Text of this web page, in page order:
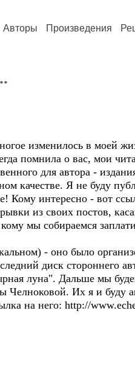
Авторы Произведения
изменилось в моей
помнила о вас, мои
для автора -
качестве. Я не буду
Кому интересно - вот
из своих постов,
мы собираемся
- оно было
диск стороннего
луна". Дальше мы
Челноковой. Их я и буду
на него: http://